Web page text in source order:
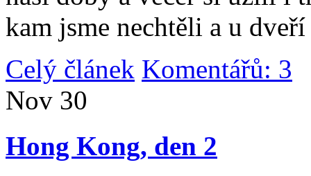
kam jsme nechtěli a u
Celý článek Komentářů: 3
Nov 30
Hong Kong, den 2